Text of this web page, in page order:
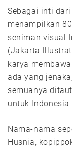
Sebagai inti dari
menampilkan
seniman visual
(Jakarta
karya
ada yang
semuanya
untuk
Nama-nama
Husnia,